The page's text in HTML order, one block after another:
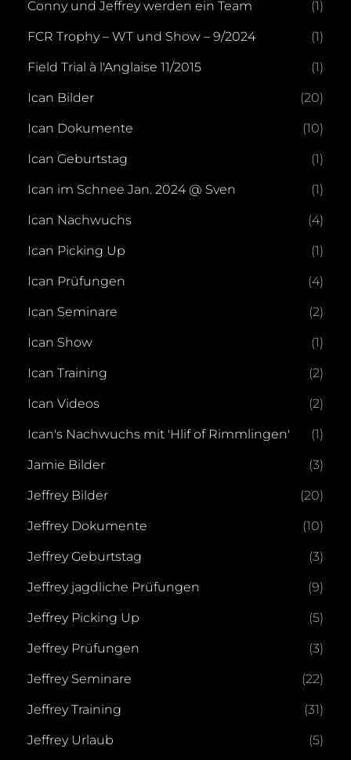
Conny und Jeffrey werden ein Team (1)
FCR Trophy – WT und Show – 9/2024 (1)
Field Trial à l'Anglaise 11/2015 (1)
Ican Bilder (20)
Ican Dokumente (10)
Ican Geburtstag (1)
Ican im Schnee Jan. 2024 @ Sven (1)
Ican Nachwuchs (4)
Ican Picking Up (1)
Ican Prüfungen (4)
Ican Seminare (2)
Ican Show (1)
Ican Training (2)
Ican Videos (2)
Ican's Nachwuchs mit 'Hlif of Rimmlingen' (1)
Jamie Bilder (3)
Jeffrey Bilder (20)
Jeffrey Dokumente (10)
Jeffrey Geburtstag (3)
Jeffrey jagdliche Prüfungen (9)
Jeffrey Picking Up (5)
Jeffrey Prüfungen (3)
Jeffrey Seminare (22)
Jeffrey Training (31)
Jeffrey Urlaub (5)